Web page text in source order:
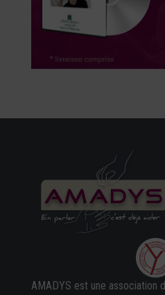
AMADYS est une association